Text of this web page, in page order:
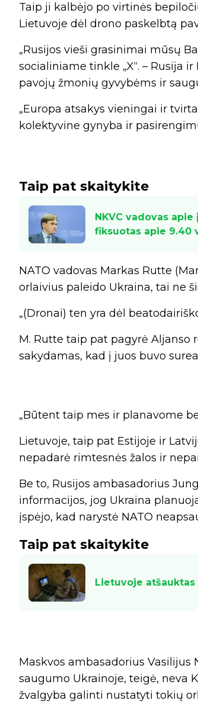
Taip ji kalbėjo po virtinės
Lietuvoje dėl drono paskelbtą
„Rusijos vieši grasinimai mūsų
socialiniame tinkle „X“. – Rusija
pavojų žmonių gyvybėms ir
„Europa atsakys vieningai ir
kolektyvine gynyba ir
Taip pat skaitykite
NKVC vadovas
fiksuotas apie 9.40
NATO vadovas Markas Rutte
orlaivius paleido Ukraina, tai ne
„(Dronai) ten yra dėl
M. Rutte taip pat pagyrė Aljanso
sakydamas, kad į juos buvo
„Būtent taip mes ir planavome
Lietuvoje, taip pat Estijoje ir
nepadarė rimtesnės žalos ir
Be to, Rusijos ambasadorius
informacijos, jog Ukraina
įspėjo, kad narystė NATO
Taip pat skaitykite
Lietuvoje
Maskvos ambasadorius Vasilijus
saugumo Ukrainoje, teigė, neva
žvalgyba galinti nustatyti tokių